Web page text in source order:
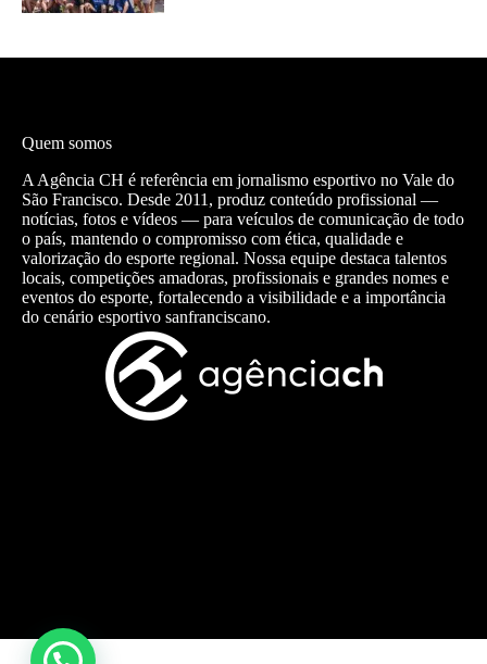
Quem somos
A Agência CH é referência em jornalismo esportivo no Vale do
São Francisco. Desde 2011, produz conteúdo profissional —
notícias, fotos e vídeos — para veículos de comunicação de todo
o país, mantendo o compromisso com ética, qualidade e
valorização do esporte regional. Nossa equipe destaca talentos
locais, competições amadoras, profissionais e grandes nomes e
eventos do esporte, fortalecendo a visibilidade e a importância
do cenário esportivo sanfranciscano.